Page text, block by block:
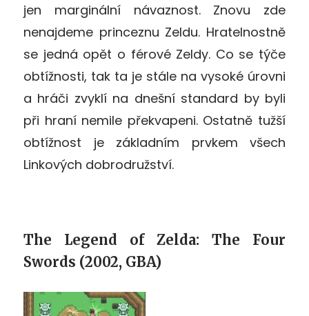
jen marginální návaznost. Znovu zde
nenajdeme princeznu Zeldu. Hratelnostně
se jedná opět o férové Zeldy. Co se týče
obtížnosti, tak ta je stále na vysoké úrovni
a hráči zvyklí na dnešní standard by byli
při hraní nemile překvapeni. Ostatně tužší
obtížnost je základním prvkem všech
Linkových dobrodružství.
The Legend of Zelda: The Four
Swords (2002, GBA)